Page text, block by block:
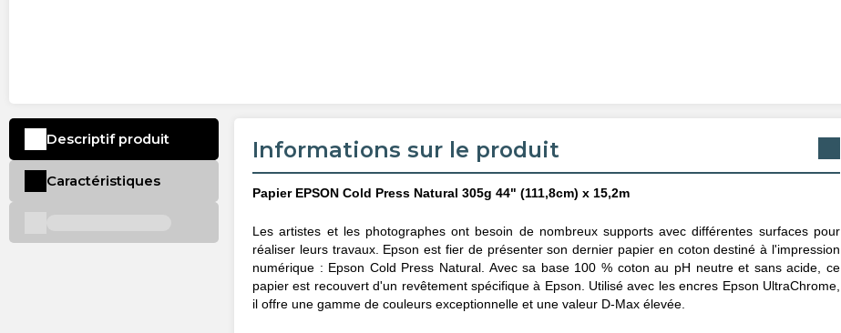
Informations sur le produit
Papier EPSON Cold Press Natural 305g 44" (111,8cm) x 15,2m
Les artistes et les photographes ont besoin de nombreux supports avec différentes surfaces pour
réaliser leurs travaux. Epson est fier de présenter son dernier papier en coton destiné à l'impression
numérique : Epson Cold Press Natural. Avec sa base 100 % coton au pH neutre et sans acide, ce
papier est recouvert d'un revêtement spécifique à Epson. Utilisé avec les encres Epson UltraChrome,
il offre une gamme de couleurs exceptionnelle et une valeur D-Max élevée.
Descriptif produit
Caractéristiques